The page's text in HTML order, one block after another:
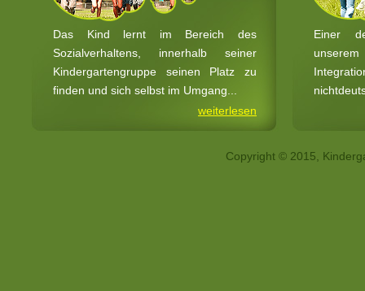
Das Kind lernt im Bereich des
Sozialverhaltens, innerhalb seiner
Kindergartengruppe seinen Platz zu
finden und sich selbst im Umgang...
weiterlesen
Einer
Copyright © 2015,